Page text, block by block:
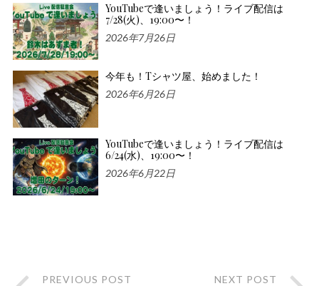
YouTubeで逢いましょう！ライブ配信は
7/28(火)、19:00〜！
2026年7月26日
今年も！Tシャツ屋、始めました！
2026年6月26日
YouTubeで逢いましょう！ライブ配信は
6/24(水)、19:00〜！
2026年6月22日
PREVIOUS POST NEXT POST